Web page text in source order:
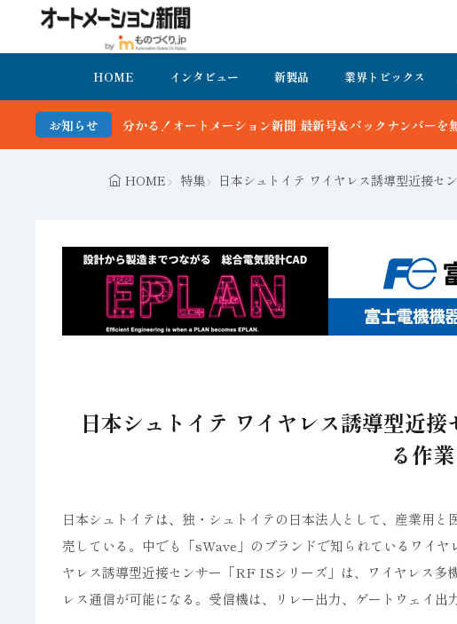
HOME インタビュー 新製品 業界トピックス
お知らせ
！オートメーション新聞 最新号＆バックナンバーを無料で公開中 詳細はこちら
HOME 特集 日本シュトイテ ワイヤレス誘導型近接セ
日本シュトイテ ワイヤレス誘導型近
る作
日本シュトイテは、独・シュトイテの日本法人として、産業用
売している。中でも「sWave」のブランドで知られているワイ
ヤレス誘導型近接センサー「RF ISシリーズ」は、ワイヤレス
レス通信が可能になる。受信機は、リレー出力、ゲートウェイ出